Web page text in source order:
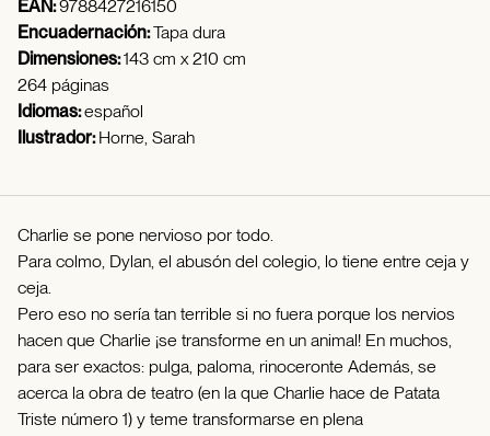
EAN:9788427216150
Encuadernación:Tapa dura
Dimensiones:143 cm x 210 cm
264 páginas
Idiomas:español
Ilustrador:Horne, Sarah
Charlie se pone nervioso por todo.
Para colmo, Dylan, el abusón del colegio, lo tiene entre ceja y
ceja.
Pero eso no sería tan terrible si no fuera porque los nervios
hacen que Charlie ¡se transforme en un animal! En muchos,
para ser exactos: pulga, paloma, rinoceronte Además, se
acerca la obra de teatro (en la que Charlie hace de Patata
Triste número 1) y teme transformarse en plena